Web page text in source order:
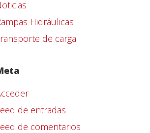
Hidráulicas
de carga
de entradas
de comentarios